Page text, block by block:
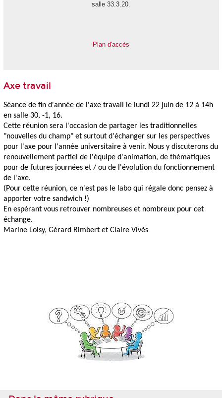
salle 33.3.20.
Plan d'accès
Axe travail
Séance de fin d'année de l'axe travail
le lundi 22 juin de 12 à 14h
en salle 30, -1, 16.
Cette réunion sera l'occasion de partager les traditionnelles
"nouvelles du champ" et surtout d'échanger sur les perspectives
pour l'axe pour l'année universitaire à venir. Nous y discuterons du
renouvellement partiel de l'équipe d'animation, de thématiques
pour de futures journées et / ou de l'évolution du fonctionnement
de l'axe.
(Pour cette réunion, ce n'est pas le labo qui régale donc pensez à
apporter votre sandwich !)
En espérant vous retrouver nombreuses et nombreux pour cet
échange.
Marine Loisy, Gérard Rimbert et Claire Vivès